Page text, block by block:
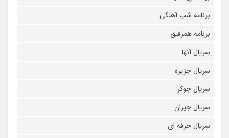
برنامه شب آهنگی
برنامه همرفیق
سریال آنها
سریال جزیره
سریال جوکر
سریال جیران
سریال حرفه ای